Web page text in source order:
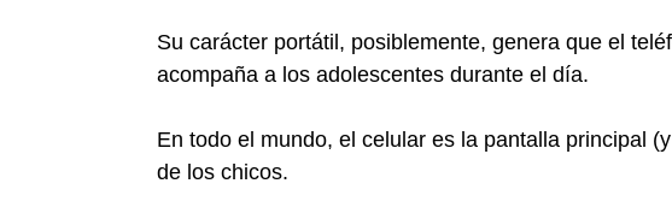
Su carácter portátil, posiblemente, genera que el
acompaña a los adolescentes durante el día.
En todo el mundo, el celular es la pantalla principal
de los chicos.